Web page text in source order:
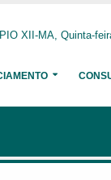
PIO XII-MA, Quinta-